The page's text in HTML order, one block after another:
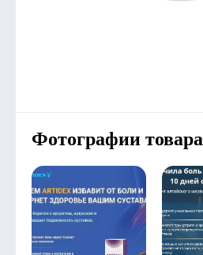
Фотографии товара